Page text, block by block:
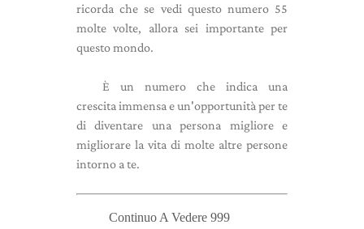
ricorda che se vedi questo numero 55
molte volte, allora sei importante per
questo mondo.
È un numero che indica una
crescita immensa e un'opportunità per te
di diventare una persona migliore e
migliorare la vita di molte altre persone
intorno a te.
Continuo A Vedere 999